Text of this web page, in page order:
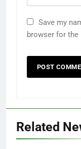
Save my
browser for
Related